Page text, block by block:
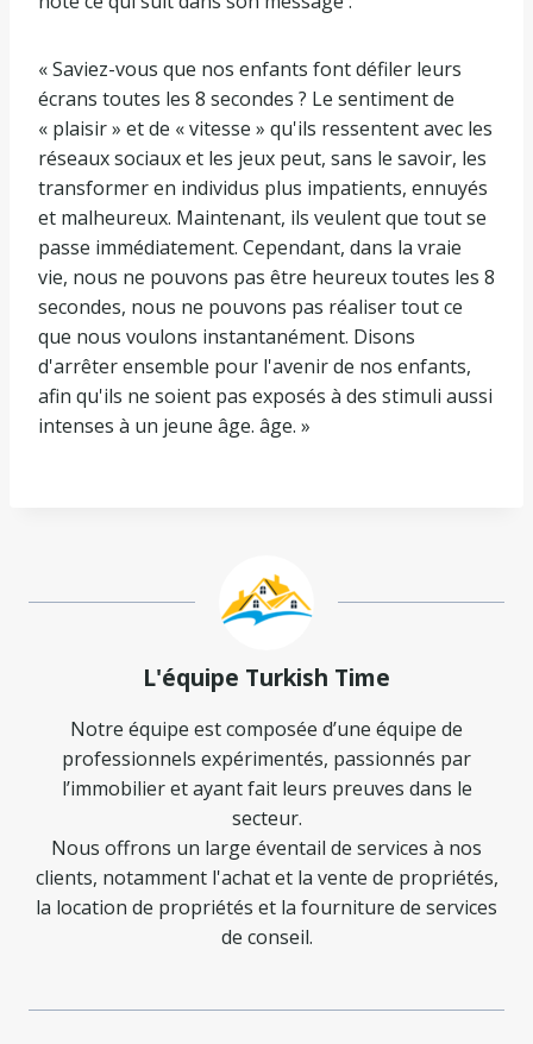
« Saviez-vous que nos enfants font défiler leurs
écrans toutes les 8 secondes ? Le sentiment de
« plaisir » et de « vitesse » qu'ils ressentent avec les
réseaux sociaux et les jeux peut, sans le savoir, les
transformer en individus plus impatients, ennuyés
et malheureux. Maintenant, ils veulent que tout se
passe immédiatement. Cependant, dans la vraie
vie, nous ne pouvons pas être heureux toutes les 8
secondes, nous ne pouvons pas réaliser tout ce
que nous voulons instantanément. Disons
d'arrêter ensemble pour l'avenir de nos enfants,
afin qu'ils ne soient pas exposés à des stimuli aussi
intenses à un jeune âge. âge. »
L'équipe Turkish Time
Notre équipe est composée d’une équipe de
professionnels expérimentés, passionnés par
l’immobilier et ayant fait leurs preuves dans le
secteur.
Nous offrons un large éventail de services à nos
clients, notamment l'achat et la vente de propriétés,
la location de propriétés et la fourniture de services
de conseil.